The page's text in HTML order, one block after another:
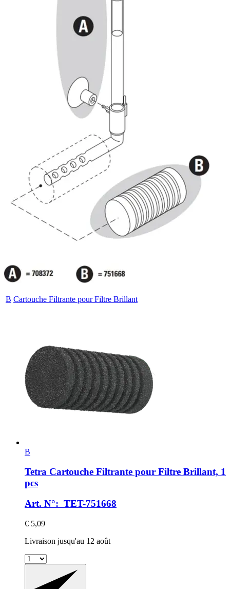
B Cartouche Filtrante pour Filtre Brillant
B
Tetra Cartouche Filtrante pour Filtre Brillant, 1
pcs
Art. N°: TET-751668
€ 5,09
Livraison jusqu'au 12 août